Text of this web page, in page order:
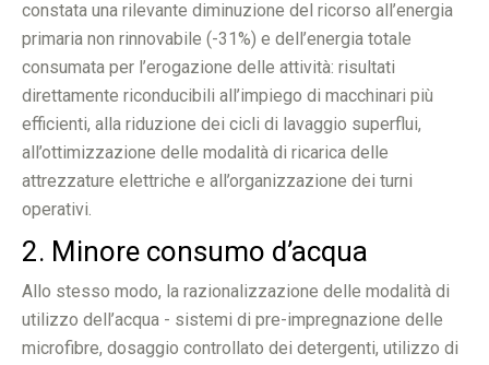
constata una rilevante diminuzione del ricorso all’energia
primaria non rinnovabile (-31%) e dell’energia totale
consumata per l’erogazione delle attività: risultati
direttamente riconducibili all’impiego di macchinari più
efficienti, alla riduzione dei cicli di lavaggio superflui,
all’ottimizzazione delle modalità di ricarica delle
attrezzature elettriche e all’organizzazione dei turni
operativi.
2. Minore consumo d’acqua
Allo stesso modo, la razionalizzazione delle modalità di
utilizzo dell’acqua - sistemi di pre-impregnazione delle
microfibre, dosaggio controllato dei detergenti, utilizzo di